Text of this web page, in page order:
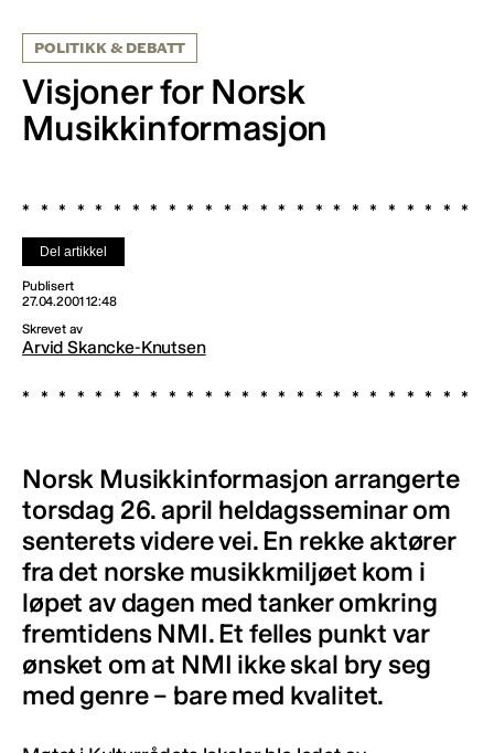
POLITIKK & DEBATT
Visjoner for Norsk
Musikkinformasjon
Del artikkel
Publisert
27.04.2001 12:48
Skrevet av
Arvid Skancke-Knutsen
Norsk Musikkinformasjon arrangerte
torsdag 26. april heldagsseminar om
senterets videre vei. En rekke aktører
fra det norske musikkmiljøet kom i
løpet av dagen med tanker omkring
fremtidens NMI. Et felles punkt var
ønsket om at NMI ikke skal bry seg
med genre – bare med kvalitet.